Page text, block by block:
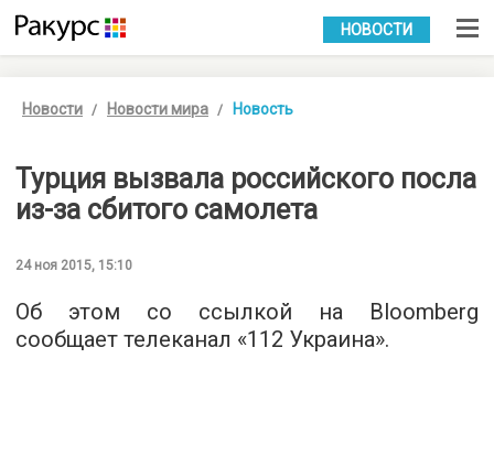
УКР РУС
НОВОСТИ
Новости Новости мира Новость
Турция вызвала российского посла
из-за сбитого самолета
24 ноя 2015, 15:10
Об этом со ссылкой на Вloomberg
сообщает телеканал «112 Украина».